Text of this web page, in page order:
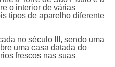
o interior de várias
tipos de aparelho diferente
no século III, sendo uma
uma casa datada do
frescos nas suas